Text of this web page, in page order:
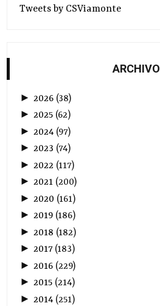
Tweets by CSViamonte
ARCHIVO
► 2026 (38)
►2025 (62)
► 2024 (97)
►2023 (74)
► 2022 (117)
►2021 (200)
► 2020 (161)
►2019 (186)
► 2018 (182)
►2017(183)
► 2016 (229)
►2015 (214)
► 2014 (251)